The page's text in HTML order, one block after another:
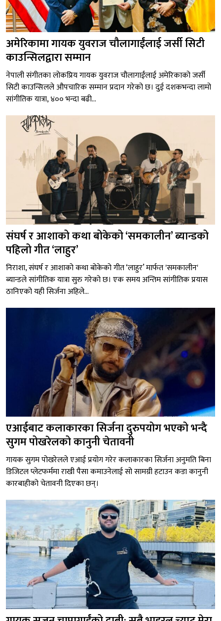
अमेरिकामा गायक युवराज चौलागाईंलाई जर्सी सिटी
काउन्सिलद्वारा सम्मान
नेपाली संगीतका लोकप्रिय गायक युवराज चौलागाईंलाई अमेरिकाको जर्सी
सिटी काउन्सिलले औपचारिक सम्मान प्रदान गरेको छ। दुई दशकभन्दा लामो
सांगीतिक यात्रा, ४०० भन्दा बढी...
संघर्ष र आशाको कथा बोकेको ‘समकालीन’ ब्यान्डको
पहिलो गीत ‘लाहुर’
निराशा, संघर्ष र आशाको कथा बोकेको गीत ‘लाहुर’ मार्फत 'समकालीन'
ब्यान्डले सांगीतिक यात्रा सुरु गरेको छ। एक समय अन्तिम सांगीतिक प्रयास
ठानिएको यही सिर्जना अहिले...
एआईबाट कलाकारका सिर्जना दुरुपयोग भएको भन्दै
सुगम पोखरेलको कानुनी चेतावनी
गायक सुगम पोखरेलले एआई प्रयोग गरेर कलाकारका सिर्जना अनुमति बिना
डिजिटल प्लेटफर्ममा राखी पैसा कमाउनेलाई सो सामग्री हटाउन कडा कानुनी
कारबाहीको चेतावनी दिएका छन्।